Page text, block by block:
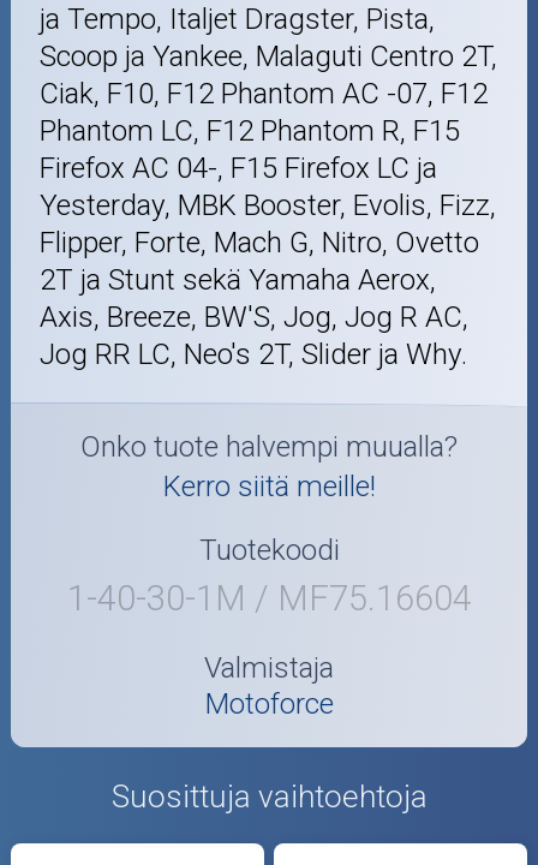
ja Tempo, Italjet Dragster, Pista,
Scoop ja Yankee, Malaguti Centro 2T,
Ciak, F10, F12 Phantom AC -07, F12
Phantom LC, F12 Phantom R, F15
Firefox AC 04-, F15 Firefox LC ja
Yesterday, MBK Booster, Evolis, Fizz,
Flipper, Forte, Mach G, Nitro, Ovetto
2T ja Stunt sekä Yamaha Aerox,
Axis, Breeze, BW'S, Jog, Jog R AC,
Jog RR LC, Neo's 2T, Slider ja Why.
Onko tuote halvempi muualla?
Kerro siitä meille!
Tuotekoodi
1-40-30-1M / MF75.16604
Valmistaja
Motoforce
Suosittuja vaihtoehtoja